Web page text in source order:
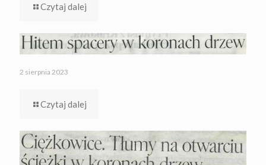
Czytaj dalej
2 sierpnia 2023
Czytaj dalej